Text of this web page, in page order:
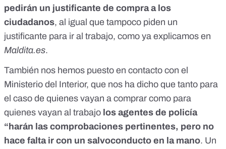
pedirán un justificante de compra a los
ciudadanos, al igual que tampoco piden un
justificante para ir al trabajo, como ya explicamos en
Maldita.es.
También nos hemos puesto en contacto con el
Ministerio del Interior, que nos ha dicho que tanto para
el caso de quienes vayan a comprar como para
quienes vayan al trabajo los agentes de policía
“harán las comprobaciones pertinentes, pero no
hace falta ir con un salvoconducto en la mano. Un